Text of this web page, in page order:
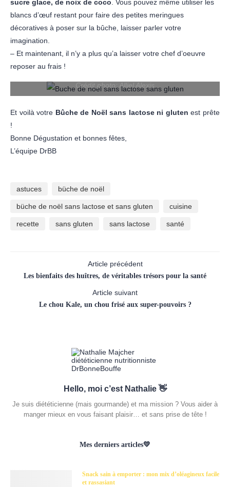
sucre glace, de noix de coco. Vous pouvez même utiliser les
blancs d’œuf restant pour faire des petites meringues
décoratives à poser sur la bûche, laisser parler votre
imagination.
– Et maintenant, il n’y a plus qu’a laisser votre chef d’oeuvre
reposer au frais !
Crédit photo: Alliel Alexis
Et voilà votre Bûche de Noël sans lactose ni gluten est prête
!
Bonne Dégustation et bonnes fêtes,
L’équipe DrBB
astuces büche de noël
büche de noël sans lactose et sans gluten cuisine
recette sans gluten sans lactose santé
Article précédent
Les bienfaits des huîtres, de véritables trésors pour la santé
Article suivant
Le chou Kale, un chou frisé aux super-pouvoirs ?
Hello, moi c’est Nathalie 👋
Je suis diététicienne (mais gourmande) et ma mission ? Vous aider à
manger mieux en vous faisant plaisir… et sans prise de tête !
Mes derniers articles💛
Snack sain à emporter : mon mix d’oléagineux facile
et rassasiant